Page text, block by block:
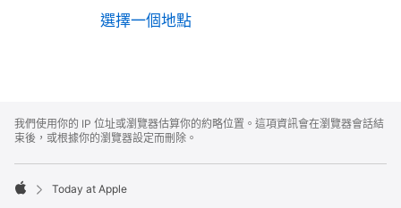
選擇一個地點
Footer
我們使用你的 IP 位址或瀏覽器估算你的約略位置。這項資訊會在瀏覽器會話結
束後，或根據你的瀏覽器設定而刪除。
Today at Apple